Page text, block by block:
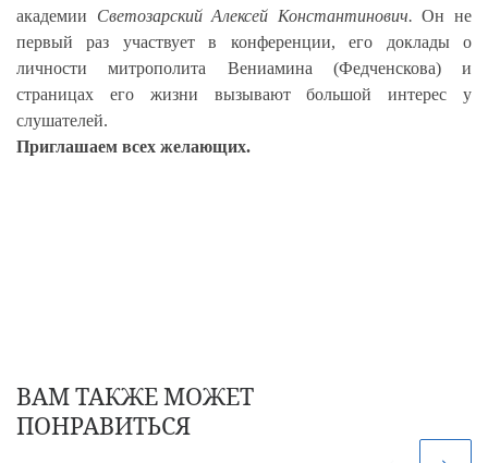
академии Светозарский Алексей Константинович.Он не
первый раз участвует в конференции, его доклады о
личности митрополита Вениамина (Федченскова) и
страницах его жизни вызывают большой интерес у
слушателей.
Приглашаем всех желающих.
ВАМ ТАКЖЕ МОЖЕТ
ПОНРАВИТЬСЯ